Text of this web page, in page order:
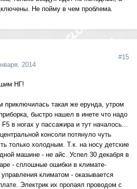
Не пойму в чем проблема.
2014
#15
НГ!
такая же ерунда, утром
быстро нашел в инете что надо
в ногах у пассажира и тут началось...
консоли потянуло чуть
только холодным. Т.к. на носу детские
машине - не айс. Успел 30 декабря в
- сплошные ошибки в климате-
климатом - оказывается
Электрик их пропаял проводом с